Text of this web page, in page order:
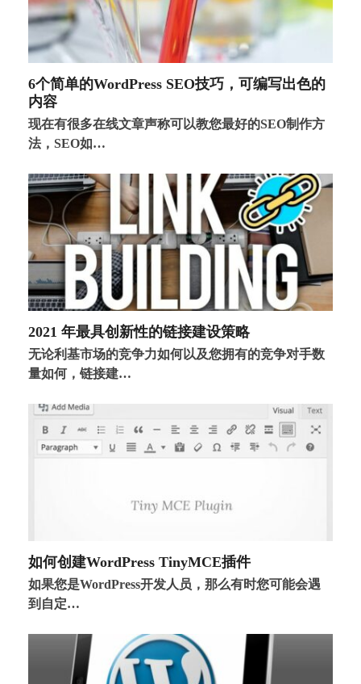
6个简单的WordPress SEO技巧，可编写出色的
内容
现在有很多在线文章声称可以教您最好的SEO制作方
法，SEO如…
2021 年最具创新性的链接建设策略
无论利基市场的竞争力如何以及您拥有的竞争对手数
量如何，链接建…
如何创建WordPress TinyMCE插件
如果您是WordPress开发人员，那么有时您可能会遇
到自定…